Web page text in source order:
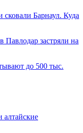
Барнаул. Куда
Павлодар застряли на
до 500 тыс.
алтайские